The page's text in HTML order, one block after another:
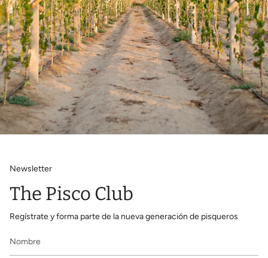
Newsletter
The Pisco Club
Regístrate y forma parte de la nueva generación de pisqueros